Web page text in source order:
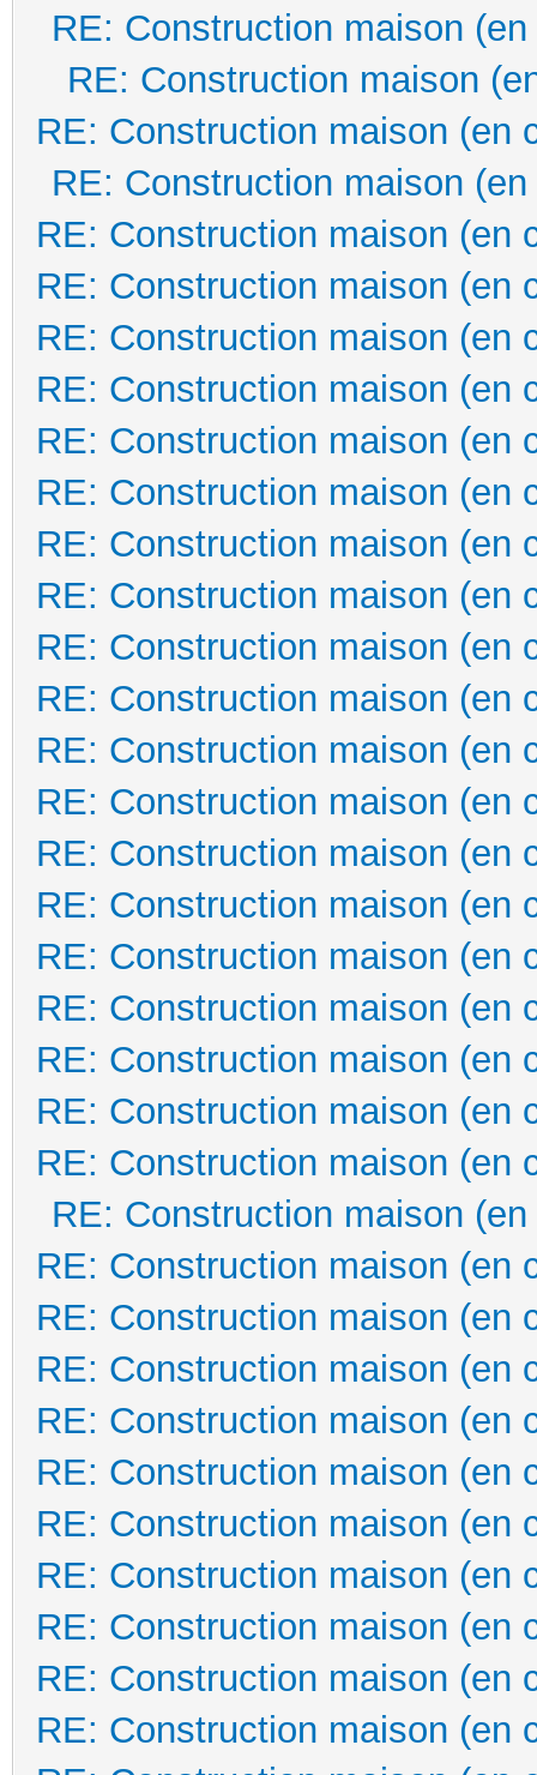
RE: Construction maison
RE: Construction maison
RE: Construction maison (en
RE: Construction maison
RE: Construction maison (en
RE: Construction maison (en
RE: Construction maison (en
RE: Construction maison (en
RE: Construction maison (en
RE: Construction maison (en
RE: Construction maison (en
RE: Construction maison (en
RE: Construction maison (en
RE: Construction maison (en
RE: Construction maison (en
RE: Construction maison (en
RE: Construction maison (en
RE: Construction maison (en
RE: Construction maison (en
RE: Construction maison (en
RE: Construction maison (en
RE: Construction maison (en
RE: Construction maison (en
RE: Construction maison
RE: Construction maison (en
RE: Construction maison (en
RE: Construction maison (en
RE: Construction maison (en
RE: Construction maison (en
RE: Construction maison (en
RE: Construction maison (en
RE: Construction maison (en
RE: Construction maison (en
RE: Construction maison (en